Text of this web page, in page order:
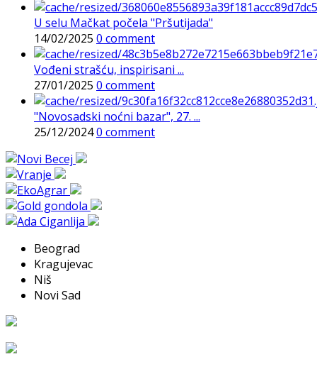
U selu Mačkat počela "Pršutijada"
14/02/2025 0 comment
Vođeni strašću, inspirisani ...
27/01/2025 0 comment
"Novosadski noćni bazar", 27. ...
25/12/20240 comment
Beograd
Kragujevac
Niš
Novi Sad